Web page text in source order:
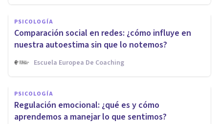
PSICOLOGÍA
Comparación social en redes: ¿cómo influye en
nuestra autoestima sin que lo notemos?
Escuela Europea De Coaching
PSICOLOGÍA
Regulación emocional: ¿qué es y cómo
aprendemos a manejar lo que sentimos?